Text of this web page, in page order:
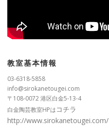
教室基本情報
03-6318-5858
info@sirokanetougei.com
〒108-0072 港区白金5-13-4
白金陶芸教室HPはコチラ
http://www.sirokanetougei.com/